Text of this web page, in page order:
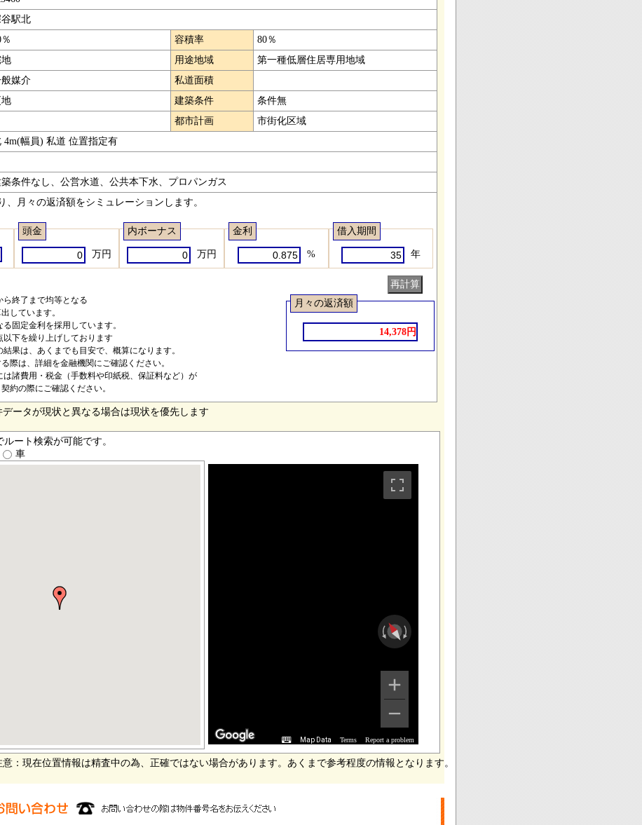
駅北
容積率
80％
用途地域
第一種低層住居専用地域
媒介
私道面積
地 建築条件
条件無
都市計画
市街化区域
4m(幅員) 私道 位置指定有
条件なし、公営水道、公共本下水、プロパンガス
、月々の返済額をシミュレーションします。
頭金
万円
内ボーナス
万円
金利
%
借入期間
年
終了まで均等となる
しています。
固定金利を採用しています。
下を繰り上げしております
果は、あくまでも目安で、概算になります。
際は、詳細を金融機関にご確認ください。
諸費用・税金（手数料や印紙税、保証料など）が
約の際にご確認ください。
月々の返済額
14,378円
ータが現状と異なる場合は現状を優先します
ート検索が可能です。
車
Map Data Terms Report a problem
：現在位置情報は精査中の為、正確ではない場合があります。あくまで参考程度の情報となります。